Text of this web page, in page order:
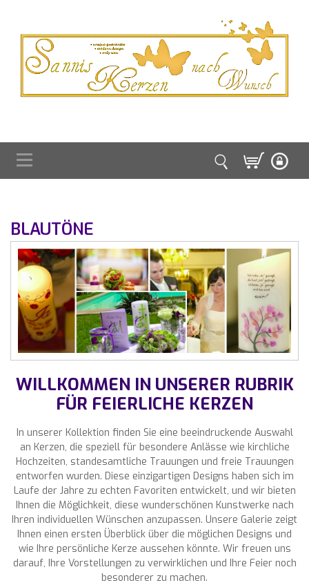
BLAUTÖNE
WILLKOMMEN IN UNSERER RUBRIK
FÜR FEIERLICHE KERZEN
In unserer Kollektion finden Sie eine beeindruckende Auswahl
an Kerzen, die speziell für besondere Anlässe wie kirchliche
Hochzeiten, standesamtliche Trauungen und freie Trauungen
entworfen wurden. Diese einzigartigen Designs haben sich im
Laufe der Jahre zu echten Favoriten entwickelt, und wir bieten
Ihnen die Möglichkeit, diese wunderschönen Kunstwerke nach
Ihren individuellen Wünschen anzupassen. Unsere Galerie zeigt
Ihnen einen ersten Überblick über die möglichen Designs und
wie Ihre persönliche Kerze aussehen könnte. Wir freuen uns
darauf, Ihre Vorstellungen zu verwirklichen und Ihre Feier noch
besonderer zu machen.